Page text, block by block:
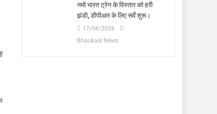
नमो भारत ट्रेन के विस्तार को हरी
झंडी, डीपीआर के लिए सर्वे शुरू।
17/06/2026
Bhaukaal News